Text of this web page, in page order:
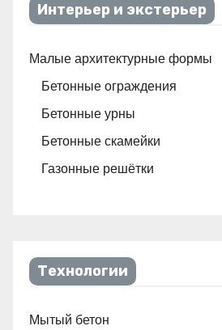
Интерьер и экстерьер
Малые архитектурные формы
Бетонные ограждения
Бетонные урны
Бетонные скамейки
Газонные решётки
Технологии
Мытый бетон